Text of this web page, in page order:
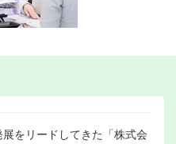
をリードしてきた「株式会